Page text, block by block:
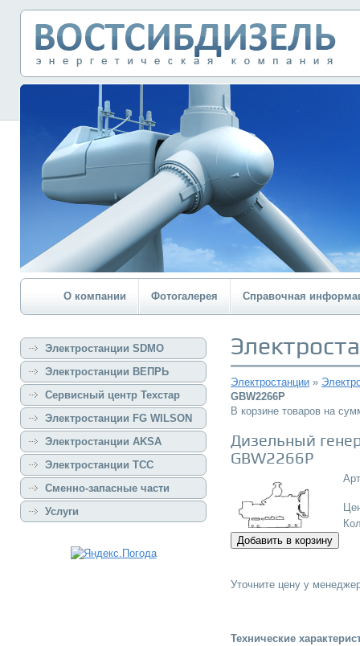
О компании Фотогалерея Справочная
Электростанции SDMO
Электростанции ВЕПРЬ
Сервисный центр Техстар
Электростанции FG WILSON
Электростанции AKSA
Электростанции ТСС
Сменно-запасные части
Услуги
Электростанции »
GBW2266P
В корзине товаров на
Дизельный
GBW2266P
Уточните цену у
Технические